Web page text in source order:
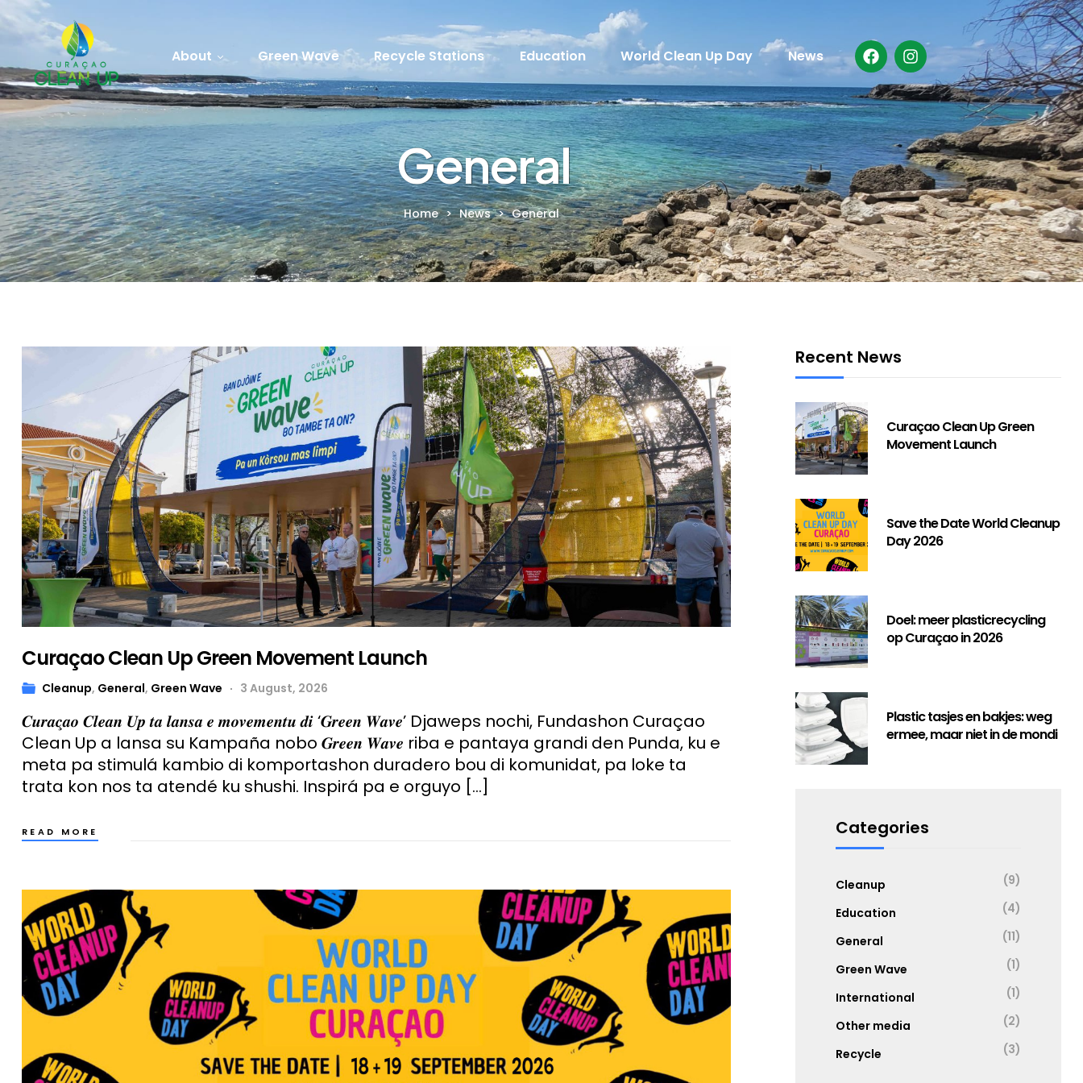
About Green Wave Recycle Stations Education World Clean Up Day News
General
Home > News > General
Curaçao Clean Up Green Movement Launch
Cleanup, General, Green Wave 3 August, 2026
𝑪𝒖𝒓𝒂𝒄̧𝒂𝒐 𝑪𝒍𝒆𝒂𝒏 𝑼𝒑 𝒕𝒂 𝒍𝒂𝒏𝒔𝒂 𝒆 𝒎𝒐𝒗𝒆𝒎𝒆𝒏𝒕𝒖 𝒅𝒊 ‘𝑮𝒓𝒆𝒆𝒏 𝑾𝒂𝒗𝒆’ Djaweps nochi, Fundashon Curaçao
Clean Up a lansa su Kampaña nobo 𝑮𝒓𝒆𝒆𝒏 𝑾𝒂𝒗𝒆 riba e pantaya grandi den Punda, ku e
meta pa stimulá kambio di komportashon duradero bou di komunidat, pa loke ta
trata kon nos ta atendé ku shushi. Inspirá pa e orguyo […]
READ MORE
Recent News
Curaçao Clean Up Green
Movement Launch
Save the Date World Cleanup
Day 2026
Doel: meer plasticrecycling
op Curaçao in 2026
Plastic tasjes en bakjes: weg
ermee, maar niet in de mondi
Categories
Cleanup (9)
Education (4)
General (11)
Green Wave (1)
International (1)
Other media (2)
Recycle (3)